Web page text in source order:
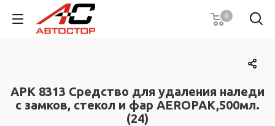
0
APK 8313 Средство для удаления наледи
с замков, стекол и фар AEROPAK,500мл.
(24)